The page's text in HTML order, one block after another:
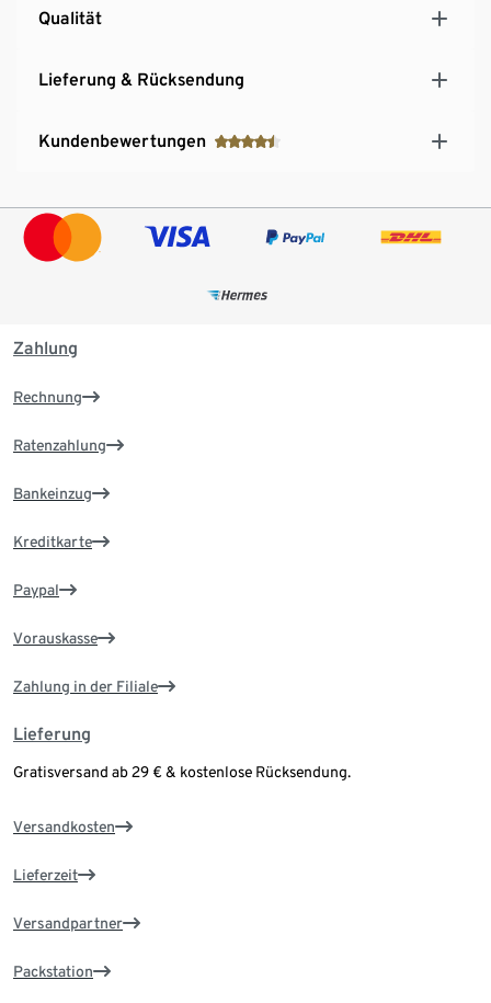
Qualität
Lieferung & Rücksendung
Kundenbewertungen
Zahlung
Rechnung
Ratenzahlung
Bankeinzug
Kreditkarte
Paypal
Vorauskasse
Zahlung in der Filiale
Lieferung
Gratisversand ab 29 € & kostenlose Rücksendung.
Versandkosten
Lieferzeit
Versandpartner
Packstation